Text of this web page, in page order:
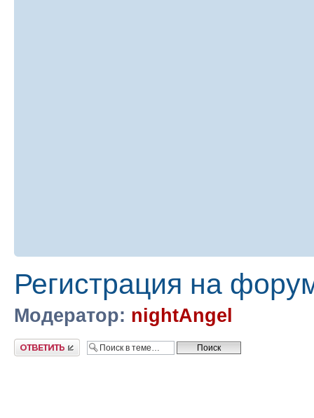
Регистрация на
Модератор: nightAngel
Ответить